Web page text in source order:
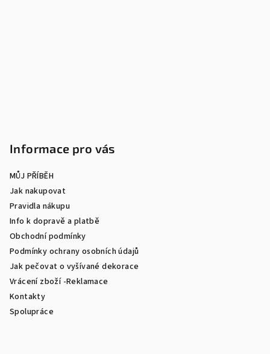
Informace pro vás
MŮJ PŘÍBĚH
Jak nakupovat
Pravidla nákupu
Info k dopravě a platbě
Obchodní podmínky
Podmínky ochrany osobních údajů
Jak pečovat o vyšívané dekorace
Vrácení zboží -Reklamace
Kontakty
Spolupráce